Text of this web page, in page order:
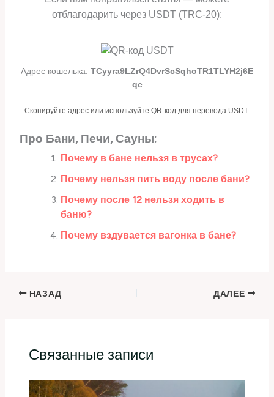
отблагодарить через USDT (TRC-20):
Адрес кошелька: TCyyra9LZrQ4DvrScSqhoTR1TLYH2j6E
qc
Скопируйте адрес или используйте QR-код для перевода USDT.
Про Бани, Печи, Сауны:
Почему в бане нельзя в трусах?
Почему нельзя пить воду после бани?
Почему после 12 нельзя ходить в
баню?
Почему вздувается вагонка в бане?
НАЗАД ДАЛЕЕ
Связанные записи